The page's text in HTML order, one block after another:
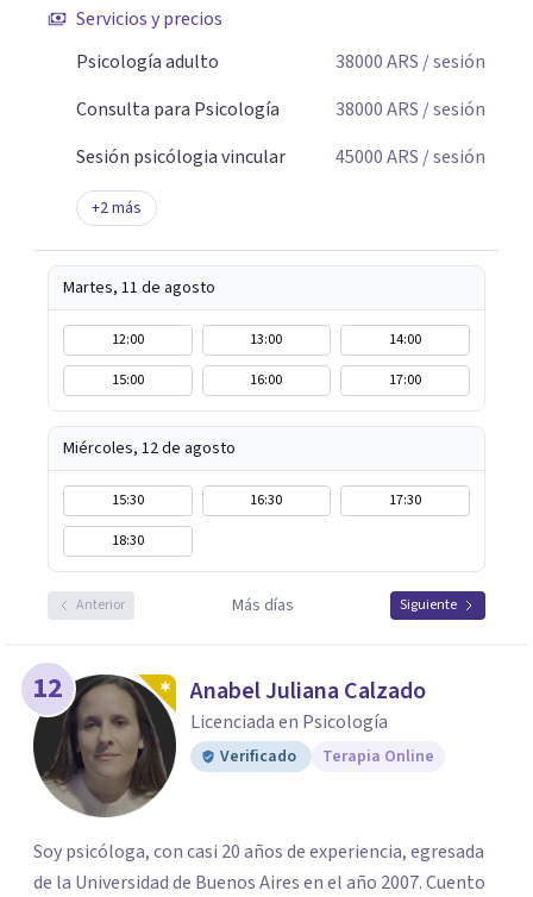
Servicios y precios
Psicología adulto
38000ARS / sesión
Consulta para Psicología
38000ARS / sesión
Sesión psicólogia vincular
45000ARS / sesión
+2más
Martes, 11 de agosto
12:00 13:00
14:00
15:00
16:00 17:00
Miércoles, 12 de agosto
15:30 16:30
17:30
18:30
Anterior Más días Siguiente
12 Anabel Juliana Calzado
Licenciada en Psicología
Verificado Terapia Online
Soy psicóloga, con casi 20 años de experiencia, egresada
de la Universidad de Buenos Aires en el año 2007. Cuento